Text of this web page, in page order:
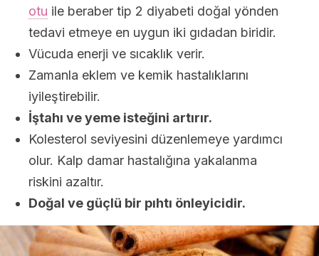
otu ile beraber tip 2 diyabeti doğal yönden
tedavi etmeye en uygun iki gıdadan biridir.
Vücuda enerji ve sıcaklık verir.
Zamanla eklem ve kemik hastalıklarını
iyileştirebilir.
İştahı ve yeme isteğini artırır.
Kolesterol seviyesini düzenlemeye yardımcı
olur. Kalp damar hastalığına yakalanma
riskini azaltır.
Doğal ve güçlü bir pıhtı önleyicidir.